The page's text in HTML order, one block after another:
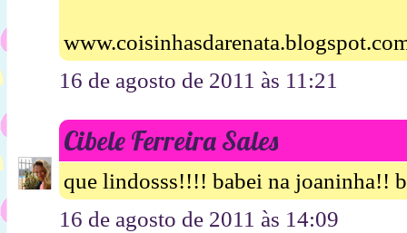
16 de agosto de 2011 às 11:21
Cibele Ferreira Sales
que lindosss!!!! babei na joaninha!!
16 de agosto de 2011 às 14:09